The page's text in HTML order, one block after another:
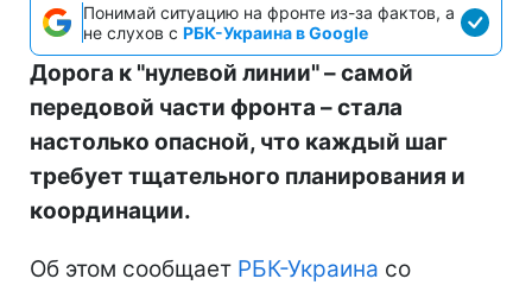
Понимай ситуацию на фронте из-за фактов, а
не слухов с РБК-Украина в Google
Дорога к "нулевой линии" – самой
передовой части фронта – стала
настолько опасной, что каждый шаг
требует тщательного планирования и
координации.
Об этом сообщает РБК-Украина со